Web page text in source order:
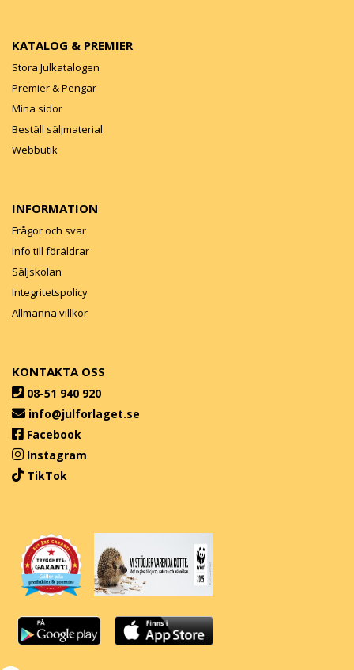
KATALOG & PREMIER
Stora Julkatalogen
Premier & Pengar
Mina sidor
Beställ säljmaterial
Webbutik
INFORMATION
Frågor och svar
Info till föräldrar
Säljskolan
Integritetspolicy
Allmänna villkor
KONTAKTA OSS
08-51 940 920
info@julforlaget.se
Facebook
Instagram
TikTok